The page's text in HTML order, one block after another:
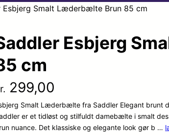
Esbjerg Smalt Læderbælte Brun 85 cm
Esbjerg
cm
299,00
Smalt Læderbælte fra Saddler Elegant
er et tidløst og stilfuldt damebælte i smalt
nuance. Det klassiske og elegante look gør b …